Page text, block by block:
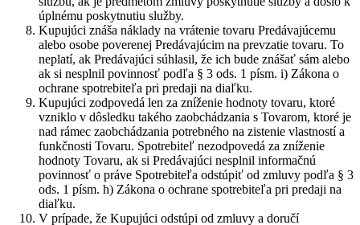
úplnému poskytnutiu služby.
Kupujúci znáša náklady na vrátenie tovaru Predávajúcemu
alebo osobe poverenej Predávajúcim na prevzatie tovaru. To
neplatí, ak Predávajúci súhlasil, že ich bude znášať sám alebo
ak si nesplnil povinnosť podľa § 3 ods. 1 písm. i) Zákona o
ochrane spotrebiteľa pri predaji na diaľku.
Kupujúci zodpovedá len za zníženie hodnoty tovaru, ktoré
vzniklo v dôsledku takého zaobchádzania s Tovarom, ktoré je
nad rámec zaobchádzania potrebného na zistenie vlastností a
funkčnosti Tovaru. Spotrebiteľ nezodpovedá za zníženie
hodnoty Tovaru, ak si Predávajúci nesplnil informačnú
povinnosť o práve Spotrebiteľa odstúpiť od zmluvy podľa § 3
ods. 1 písm. h) Zákona o ochrane spotrebiteľa pri predaji na
diaľku.
V prípade, že Kupujúci odstúpi od zmluvy a doručí